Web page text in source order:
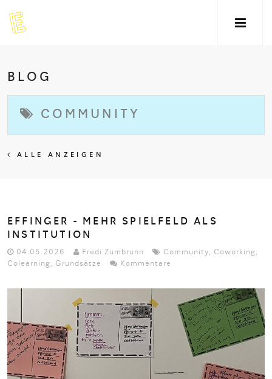
BLOG
COMMUNITY
ALLE ANZEIGEN
EFFINGER - MEHR SPIELFELD ALS
INSTITUTION
04.05.2026 Fredi Zumbrunn Community, Coworking,
Colearning, Grundsätze Kommentare